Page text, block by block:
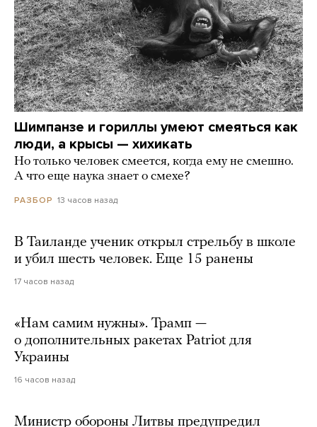
Шимпанзе и гориллы умеют смеяться как
люди, а крысы — хихикать
Но только человек смеется, когда ему не смешно.
А что еще наука знает о смехе?
РАЗБОР 13 часов назад
В Таиланде ученик открыл стрельбу в школе
и убил шесть человек. Еще 15 ранены
17 часов назад
«Нам самим нужны». Трамп —
о дополнительных ракетах Patriot для
Украины
16 часов назад
Министр обороны Литвы предупредил